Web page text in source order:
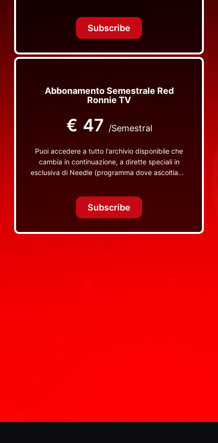
TV non visibili da nessuna altra parte
Subscribe
Abbonamento Semestrale Red
Ronnie TV
€ 47 /Semestral
Puoi accedere a tutto l'archivio disponibile che
cambia in continuazione, a dirette speciali in
esclusiva di Needle (programma dove ascoltiamo
TV non visibili da nessuna altra parte
Subscribe